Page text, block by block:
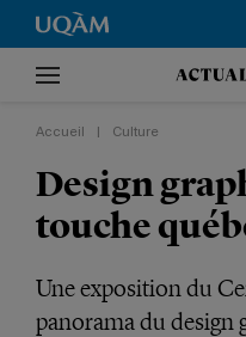
Accueil Culture
Design
touche
Une exposition du
panorama du